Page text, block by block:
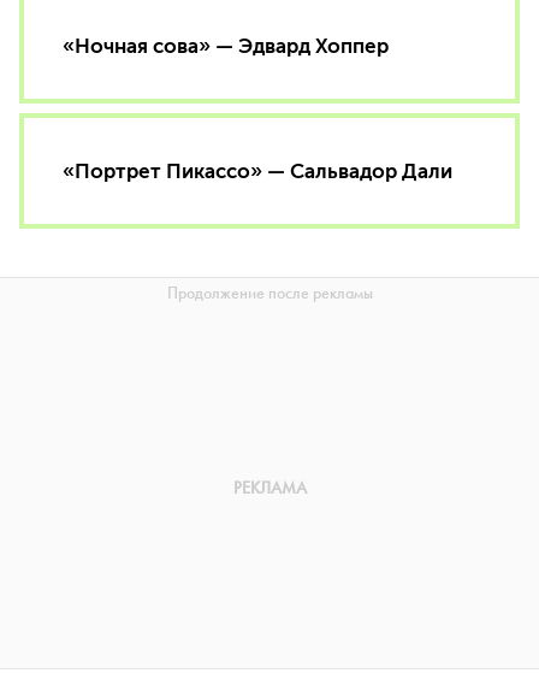
«Ночная сова» — Эдвард Хоппер
«Портрет Пикассо» — Сальвадор Дали